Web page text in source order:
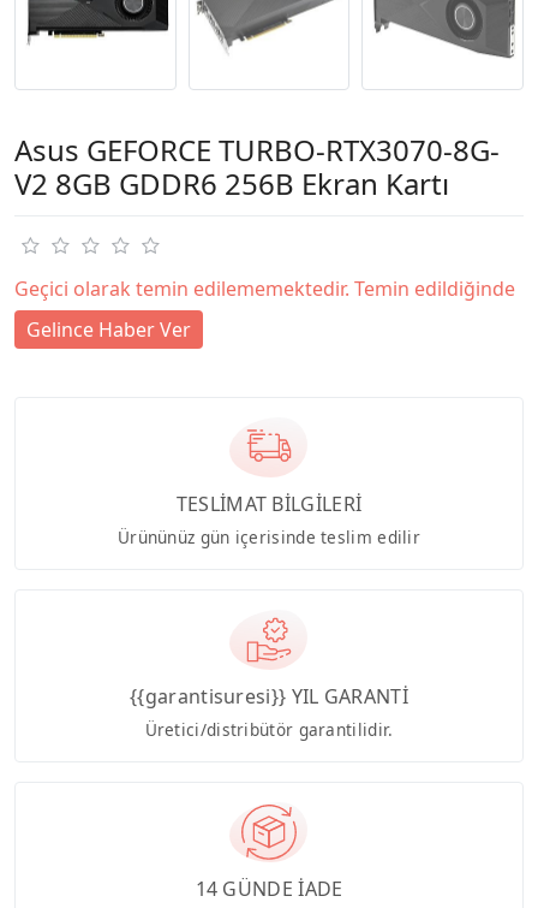
Asus GEFORCE TURBO-RTX3070-8G-
V2 8GB GDDR6 256B Ekran Kartı
Geçici olarak temin edilememektedir. Temin edildiğinde
Gelince Haber Ver
TESLİMAT BİLGİLERİ
Ürününüz gün içerisinde teslim edilir
{{garantisuresi}} YIL GARANTİ
Üretici/distribütör garantilidir.
14 GÜNDE İADE